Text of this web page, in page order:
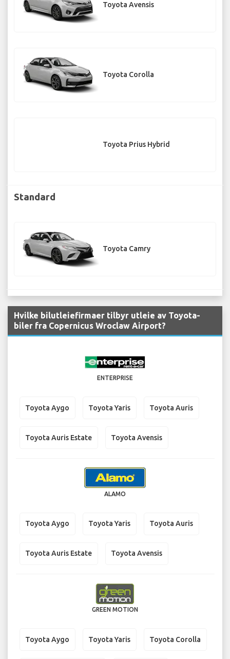
Toyota Avensis
Toyota Corolla
Toyota Prius Hybrid
Standard
Toyota Camry
Hvilke bilutleiefirmaer tilbyr utleie av Toyota-
biler fra Copernicus Wroclaw Airport?
ENTERPRISE
Toyota Aygo Toyota Yaris Toyota Auris
Toyota Auris Estate Toyota Avensis
ALAMO
Toyota Aygo Toyota Yaris Toyota Auris
Toyota Auris Estate Toyota Avensis
GREEN MOTION
Toyota Aygo Toyota Yaris Toyota Corolla